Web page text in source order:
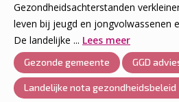
Gezondheidsachterstanden
leven bij jeugd en jongvolwassenen
De landelijke ... Lees meer
Gezonde gemeente GGD
Landelijke nota